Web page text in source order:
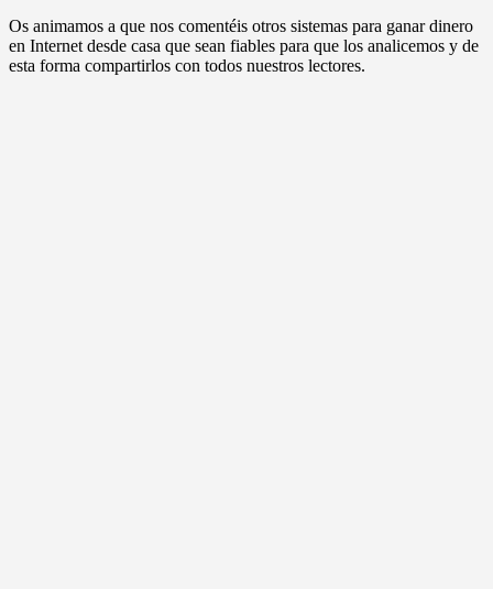
Os animamos a que nos comentéis otros sistemas para ganar dinero
en Internet desde casa que sean fiables para que los analicemos y de
esta forma compartirlos con todos nuestros lectores.